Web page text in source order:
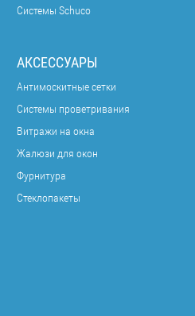
Системы Schuco
АКСЕССУАРЫ
Антимоскитные сетки
Системы проветривания
Витражи на окна
Жалюзи для окон
Фурнитура
Стеклопакеты